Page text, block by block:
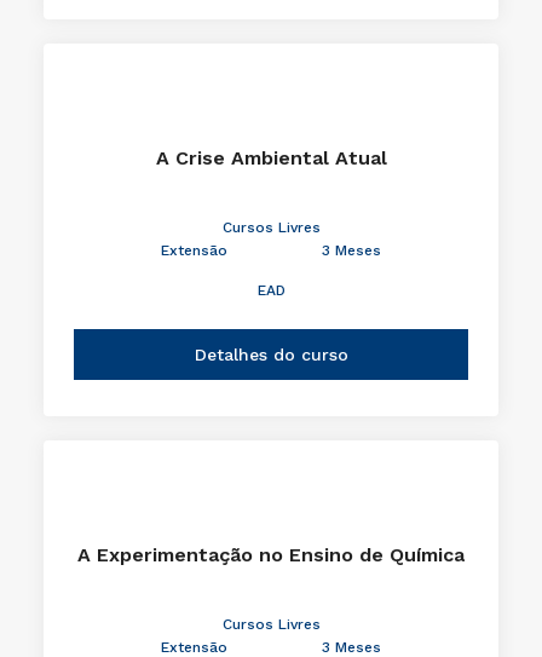
A Crise Ambiental Atual
Cursos Livres
Extensão
3 Meses
EAD
Detalhes do curso
A Experimentação no Ensino de Química
Cursos Livres
Extensão
3 Meses